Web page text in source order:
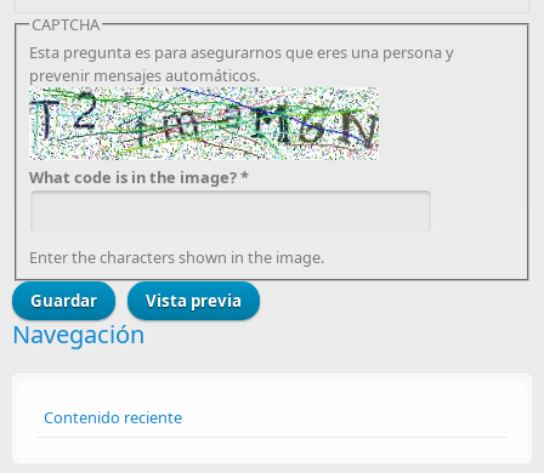
CAPTCHA
Esta pregunta es para asegurarnos que eres una persona y
prevenir mensajes automáticos.
What code is in the image?*
Enter the characters shown in the image.
Navegación
Contenido reciente